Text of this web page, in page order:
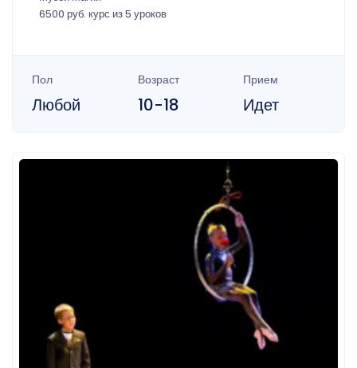
6500 руб. курс из 5 уроков
Пол
Любой
Возраст
10-18
Прием
Идет